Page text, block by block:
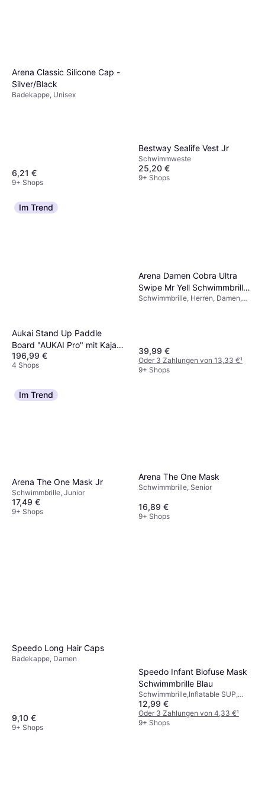
Arena Classic Silicone Cap -
Silver/Black
Badekappe, Unisex
6,21 €
9+ Shops
Bestway Sealife Vest Jr
Schwimmweste
25,20 €
9+ Shops
Im Trend
Aukai Stand Up Paddle
Board "AUKAI Pro" mit Kajak-
Sitz blau
196,99 €
4 Shops
Arena Damen Cobra Ultra
Swipe Mr Yell Schwimmbrille,
Yellow Copper-Black,
Schwimmbrille, Herren, Damen,
39,99 €
Oder 3 Zahlungen von 13,33 €¹
9+ Shops
Im Trend
Arena The One Mask Jr
Schwimmbrille, Junior
17,49 €
9+ Shops
Arena The One Mask
Schwimmbrille, Senior
16,89 €
9+ Shops
Speedo Long Hair Caps
Badekappe, Damen
9,10 €
9+ Shops
Speedo Infant Biofuse Mask
Schwimmbrille Blau
Schwimmbrille,Inflatable SUP,
Unisex, Kinder
12,99 €
Oder 3 Zahlungen von 4,33 €¹
9+ Shops